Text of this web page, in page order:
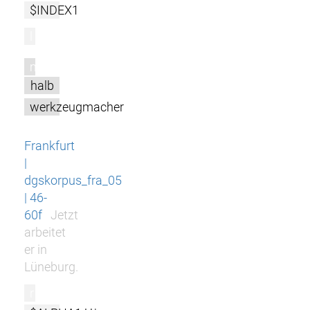
$INDEX1
m
halb
werkzeugmacher
Frankfurt
|
dgskorpus_fra_05
| 46-
60f
Jetzt
arbeitet
er in
Lüneburg.